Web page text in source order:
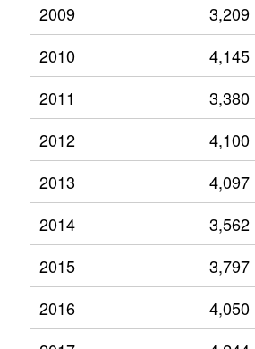
2009
3,209
2010
4,145
2011
3,380
2012
4,100
2013
4,097
2014
3,562
2015
3,797
2016
4,050